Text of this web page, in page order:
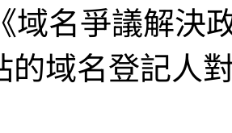
域名爭議解決
的域名登記人